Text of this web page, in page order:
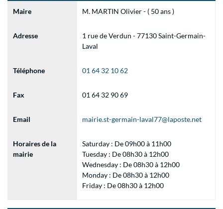
Maire M. MARTIN Olivier - ( 50 ans )
Adresse
1 rue de Verdun - 77130 Saint-Germain-
Laval
Téléphone 01 64 32 10 62
Fax 01 64 32 90 69
Email mairie.st-germain-laval77@laposte.net
Horaires de la
mairie
Saturday : De 09h00 à 11h00
Tuesday : De 08h30 à 12h00
Wednesday : De 08h30 à 12h00
Monday : De 08h30 à 12h00
Friday : De 08h30 à 12h00